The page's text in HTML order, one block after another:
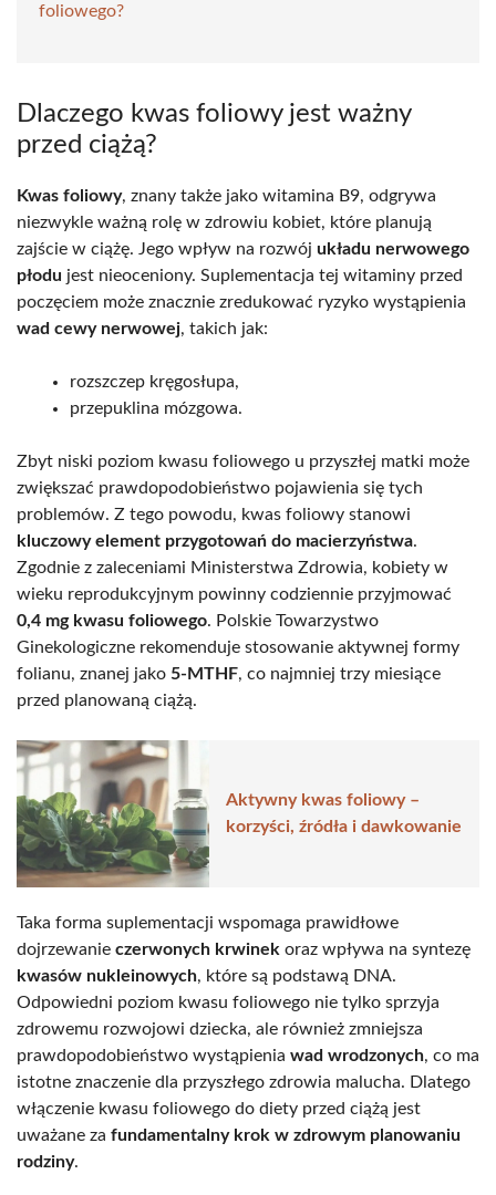
foliowego?
Dlaczego kwas foliowy jest ważny
przed ciążą?
Kwas foliowy, znany także jako witamina B9, odgrywa
niezwykle ważną rolę w zdrowiu kobiet, które planują
zajście w ciążę. Jego wpływ na rozwój układu nerwowego
płodu jest nieoceniony. Suplementacja tej witaminy przed
poczęciem może znacznie zredukować ryzyko wystąpienia
wad cewy nerwowej, takich jak:
rozszczep kręgosłupa,
przepuklina mózgowa.
Zbyt niski poziom kwasu foliowego u przyszłej matki może
zwiększać prawdopodobieństwo pojawienia się tych
problemów. Z tego powodu, kwas foliowy stanowi
kluczowy element przygotowań do macierzyństwa.
Zgodnie z zaleceniami Ministerstwa Zdrowia, kobiety w
wieku reprodukcyjnym powinny codziennie przyjmować
0,4 mg kwasu foliowego. Polskie Towarzystwo
Ginekologiczne rekomenduje stosowanie aktywnej formy
folianu, znanej jako 5-MTHF, co najmniej trzy miesiące
przed planowaną ciążą.
Aktywny kwas foliowy –
korzyści, źródła i dawkowanie
Taka forma suplementacji wspomaga prawidłowe
dojrzewanie czerwonych krwinek oraz wpływa na syntezę
kwasów nukleinowych, które są podstawą DNA.
Odpowiedni poziom kwasu foliowego nie tylko sprzyja
zdrowemu rozwojowi dziecka, ale również zmniejsza
prawdopodobieństwo wystąpienia wad wrodzonych, co ma
istotne znaczenie dla przyszłego zdrowia malucha. Dlatego
włączenie kwasu foliowego do diety przed ciążą jest
uważane za fundamentalny krok w zdrowym planowaniu
rodziny.